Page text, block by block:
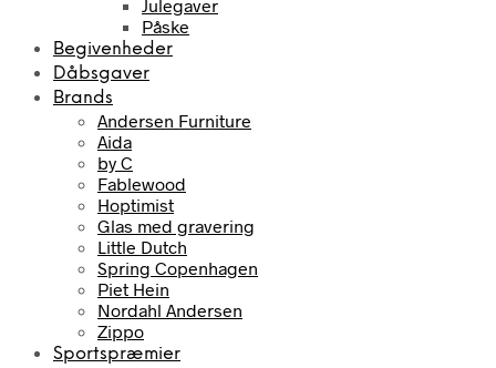
Julegaver
Påske
Begivenheder
Dåbsgaver
Brands
Andersen Furniture
Aida
by C
Fablewood
Hoptimist
Glas med gravering
Little Dutch
Spring Copenhagen
Piet Hein
Nordahl Andersen
Zippo
Sportspræmier